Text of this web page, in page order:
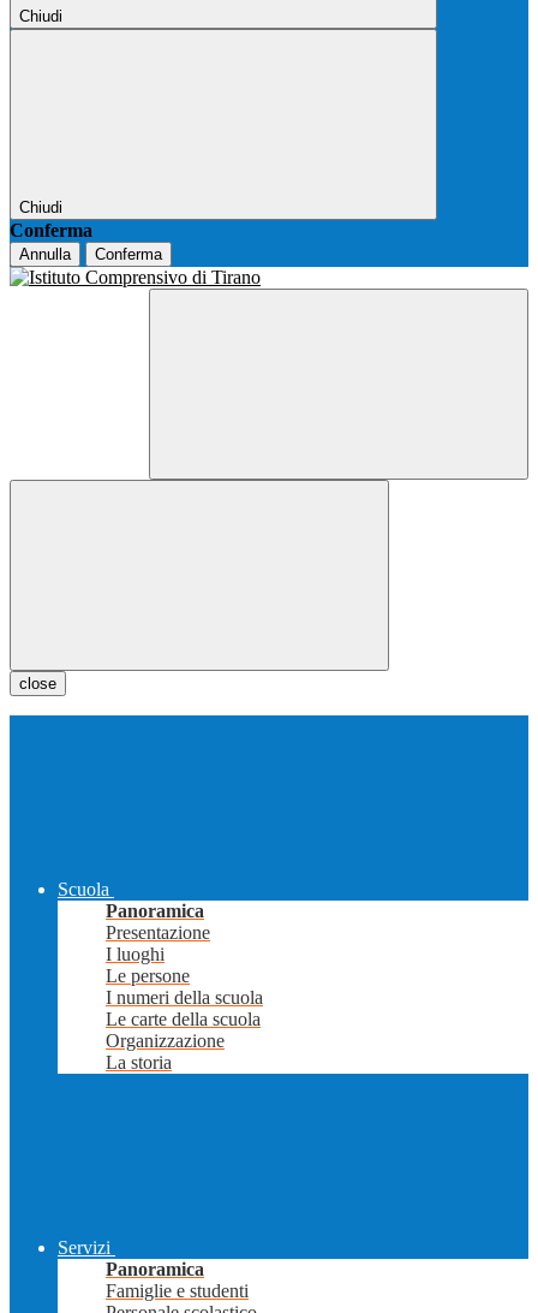
Chiudi
Chiudi
Conferma
Annulla Conferma
close
Scuola
Panoramica
Presentazione
I luoghi
Le persone
I numeri della scuola
Le carte della scuola
Organizzazione
La storia
Servizi
Panoramica
Famiglie e studenti